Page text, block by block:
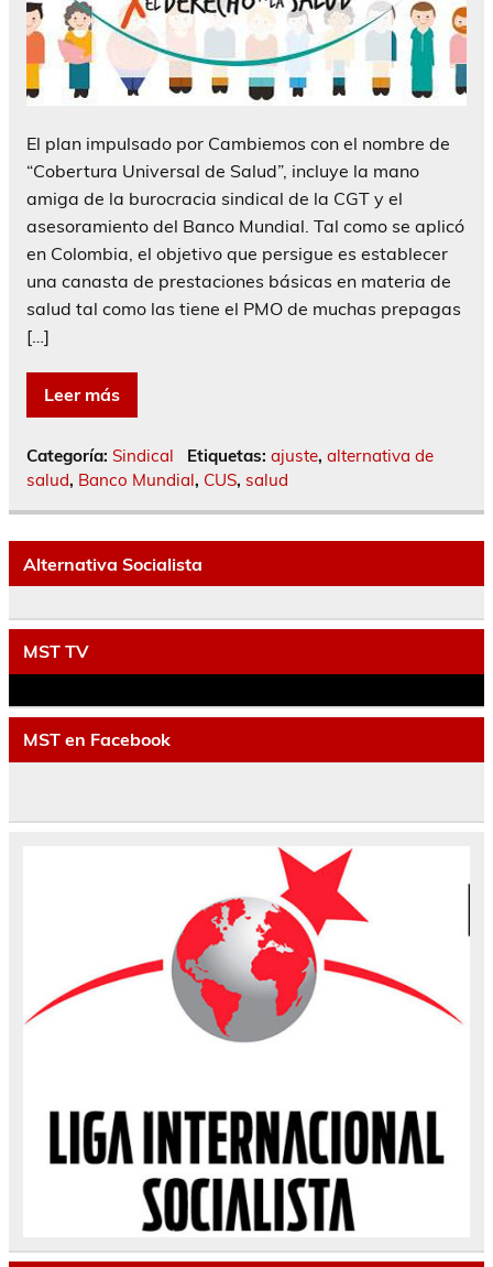
El plan impulsado por Cambiemos con el nombre de
“Cobertura Universal de Salud”, incluye la mano
amiga de la burocracia sindical de la CGT y el
asesoramiento del Banco Mundial. Tal como se aplicó
en Colombia, el objetivo que persigue es establecer
una canasta de prestaciones básicas en materia de
salud tal como las tiene el PMO de muchas prepagas
[…]
Leer más
Categoría: Sindical Etiquetas: ajuste, alternativa de
salud, Banco Mundial, CUS, salud
Alternativa Socialista
MST TV
MST en Facebook